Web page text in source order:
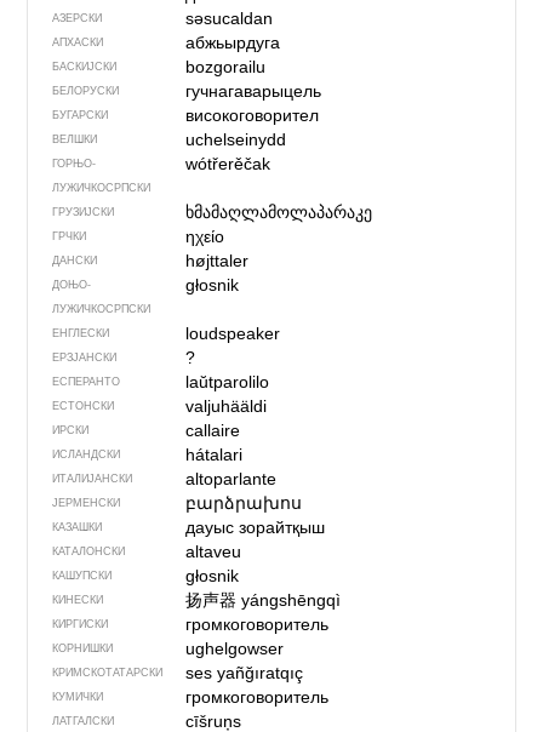
АЗЕРСКИ səsucaldan
АПХАСКИ абжьырдуга
БАСКИЈСКИ bozgorailu
БЕЛОРУСКИ гучнагаварыцель
БУГАРСКИ високоговорител
ВЕЛШКИ uchelseinydd
ГОРЊО­
ЛУЖИЧКОСРПСКИ
wótřerěčak
ГРУЗИЈСКИ ხმამაღლამოლაპარაკე
ГРЧКИ ηχείο
ДАНСКИ højttaler
ДОЊО­
ЛУЖИЧКОСРПСКИ
głosnik
ЕНГЛЕСКИ loudspeaker
ЕРЗЈАНСКИ ?
ЕСПЕРАНТО laŭtparolilo
ЕСТОНСКИ valjuhääldi
ИРСКИ callaire
ИСЛАНДСКИ hátalari
ИТАЛИЈАНСКИ altoparlante
ЈЕРМЕНСКИ բարձրախոս
КАЗАШКИ дауыс зорайтқыш
КАТАЛОНСКИ altaveu
КАШУПСКИ głosnik
КИНЕСКИ 扬声器yángshēngqì
КИРГИСКИ громкоговоритель
КОРНИШКИ ughelgowser
КРИМСКОТАТАРСКИ ses yañğıratqıç
КУМИЧКИ громкоговоритель
ЛАТГАЛСКИ cīšruņs